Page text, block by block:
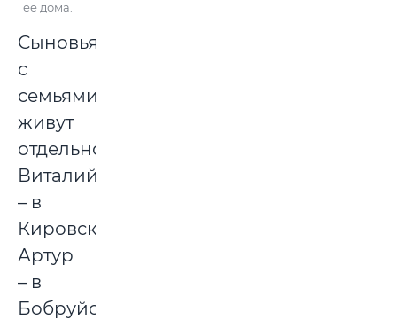
ее дома.
Сыновья
с
семьями
живут
отдельно:
Виталий
– в
Кировске,
Артур
– в
Бобруйске,